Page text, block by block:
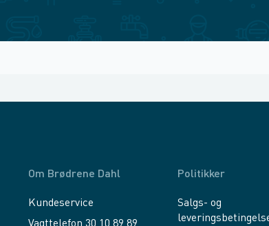
Om Brødrene Dahl
Kundeservice
Politikker
Salgs- og